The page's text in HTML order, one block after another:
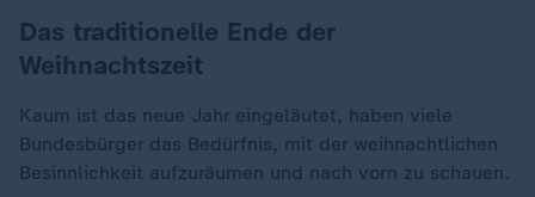
Das traditionelle Ende der
Weihnachtszeit
Kaum ist das neue Jahr eingeläutet, haben viele
Bundesbürger das Bedürfnis, mit der weihnachtlichen
Besinnlichkeit aufzuräumen und nach vorn zu schauen.